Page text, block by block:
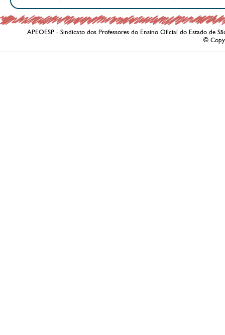
APEOESP - Sindicato dos Professores do Ensino Oficial do Estado de
©